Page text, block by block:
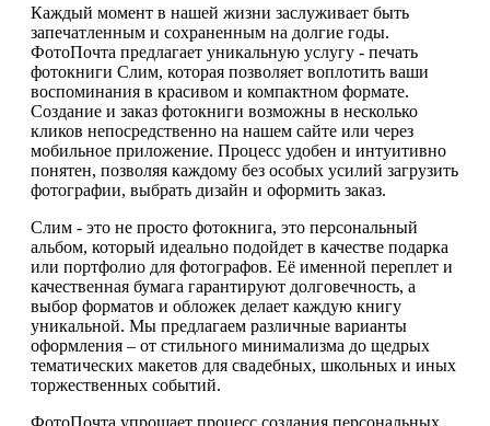
Каждый момент в нашей жизни заслуживает быть
запечатленным и сохраненным на долгие годы.
ФотоПочта предлагает уникальную услугу - печать
фотокниги Слим, которая позволяет воплотить ваши
воспоминания в красивом и компактном формате.
Создание и заказ фотокниги возможны в несколько
кликов непосредственно на нашем сайте или через
мобильное приложение. Процесс удобен и интуитивно
понятен, позволяя каждому без особых усилий загрузить
фотографии, выбрать дизайн и оформить заказ.
Слим - это не просто фотокнига, это персональный
альбом, который идеально подойдет в качестве подарка
или портфолио для фотографов. Её именной переплет и
качественная бумага гарантируют долговечность, а
выбор форматов и обложек делает каждую книгу
уникальной. Мы предлагаем различные варианты
оформления – от стильного минимализма до щедрых
тематических макетов для свадебных, школьных и иных
торжественных событий.